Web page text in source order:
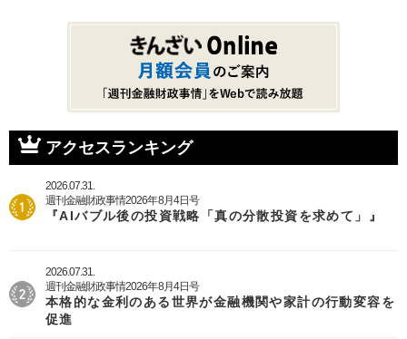
アクセスランキング
2026.07.31.
週刊金融財政事情2026年8月4日号
『AIバブル後の投資戦略「真の分散投資を求めて」』
2026.07.31.
週刊金融財政事情2026年8月4日号
本格的な金利のある世界が金融機関や家計の行動変容を
促進